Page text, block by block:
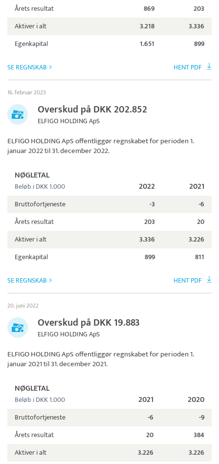
Årets resultat
869
203
Aktiver i alt
3.218
3.336
Egenkapital
1.651 899
SE REGNSKAB HENT PDF
16. februar 2023
Overskud på DKK 202.852
ELFIGO HOLDING ApS
ELFIGO HOLDING ApSoffentliggør regnskabet for perioden 1.
januar 2022 til 31. december 2022.
NØGLETAL
Beløb i DKK 1.000 2022 2021
Bruttofortjeneste -3
-6
Årets resultat
203
20
Aktiver i alt
3.336
3.226
Egenkapital
899 811
SE REGNSKAB HENT PDF
20. juni 2022
Overskud på DKK 19.883
ELFIGO HOLDING ApS
ELFIGO HOLDING ApSoffentliggør regnskabet for perioden 1.
januar 2021 til 31. december 2021.
NØGLETAL
Beløb i DKK 1.000 2021 2020
Bruttofortjeneste -6
-9
Årets resultat
20
384
Aktiver i alt
3.226
3.226